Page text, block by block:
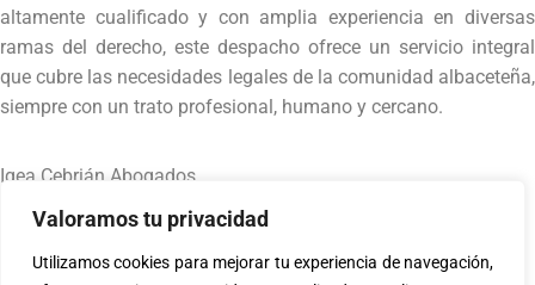
Valoramos tu privacidad
Utilizamos cookies para mejorar tu experiencia de navegación,
altamente cualificado y con amplia experiencia en diversas
ramas del derecho, este despacho ofrece un servicio integral
que cubre las necesidades legales de la comunidad albaceteña,
siempre con un trato profesional, humano y cercano.
Igea Cebrián Abogados
Defendemos tus derechos
677 77 87 64